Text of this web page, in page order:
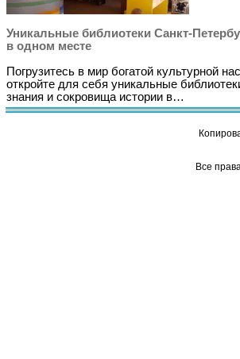
Уникальные библиотеки Санкт-
в одном месте
Погрузитесь в мир богатой культурной
откройте для себя уникальные
знания и сокровища истории в…
Все